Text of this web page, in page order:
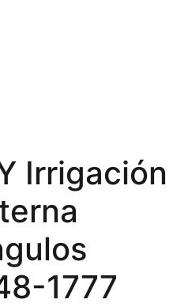
Irrigación
1777